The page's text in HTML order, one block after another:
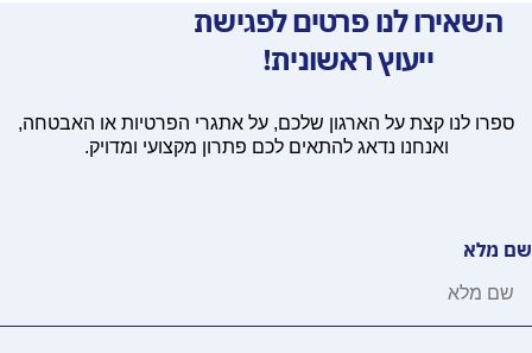
השאירו לנו פרטים לפגישת
ייעוץ ראשונית!
ספרו לנו קצת על הארגון שלכם, על אתגרי הפרטיות או האבטחה,
ואנחנו נדאג להתאים לכם פתרון מקצועי ומדויק.
שם מלא